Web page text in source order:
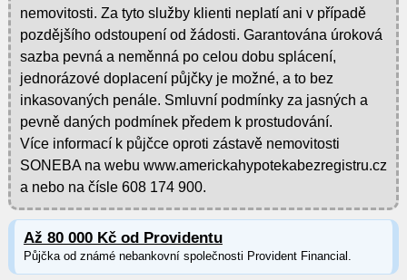
nemovitosti. Za tyto služby klienti neplatí ani v případě
pozdějšího odstoupení od žádosti. Garantována úroková
sazba pevná a neměnná po celou dobu splácení,
jednorázové doplacení půjčky je možné, a to bez
inkasovaných penále. Smluvní podmínky za jasných a
pevně daných podmínek předem k prostudování.
Více informací k půjčce oproti zástavě nemovitosti
SONEBA na webu www.americkahypotekabezregistru.cz
a nebo na čísle 608 174 900.
Až 80 000 Kč od Providentu
Půjčka od známé nebankovní společnosti Provident Financial.